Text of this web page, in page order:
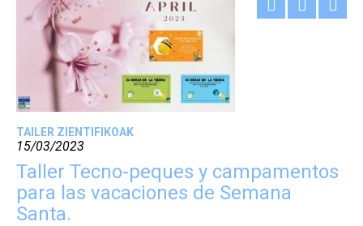
TAILER ZIENTIFIKOAK
15/03/2023
Taller Tecno-peques y campamentos
para las vacaciones de Semana
Santa.